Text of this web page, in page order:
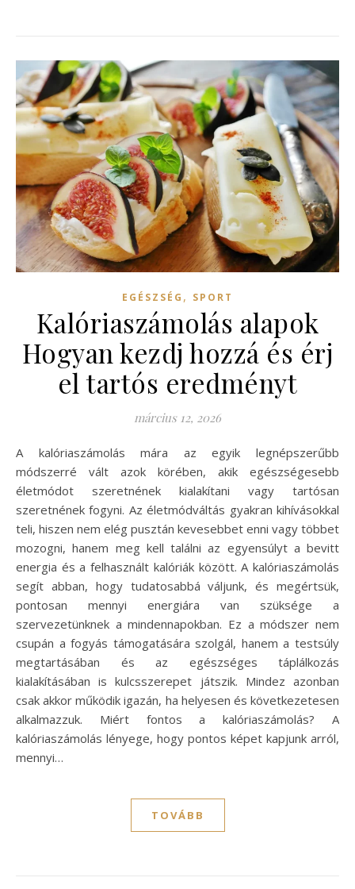
EGÉSZSÉG , SPORT
Kalóriaszámolás alapok
Hogyan kezdj hozzá és érj
el tartós eredményt
március 12, 2026
A kalóriaszámolás mára az egyik legnépszerűbb
módszerré vált azok körében, akik egészségesebb
életmódot szeretnének kialakítani vagy tartósan
szeretnének fogyni. Az életmódváltás gyakran kihívásokkal
teli, hiszen nem elég pusztán kevesebbet enni vagy többet
mozogni, hanem meg kell találni az egyensúlyt a bevitt
energia és a felhasznált kalóriák között. A kalóriaszámolás
segít abban, hogy tudatosabbá váljunk, és megértsük,
pontosan mennyi energiára van szüksége a
szervezetünknek a mindennapokban. Ez a módszer nem
csupán a fogyás támogatására szolgál, hanem a testsúly
megtartásában és az egészséges táplálkozás
kialakításában is kulcsszerepet játszik. Mindez azonban
csak akkor működik igazán, ha helyesen és következetesen
alkalmazzuk. Miért fontos a kalóriaszámolás? A
kalóriaszámolás lényege, hogy pontos képet kapjunk arról,
mennyi…
TOVÁBB